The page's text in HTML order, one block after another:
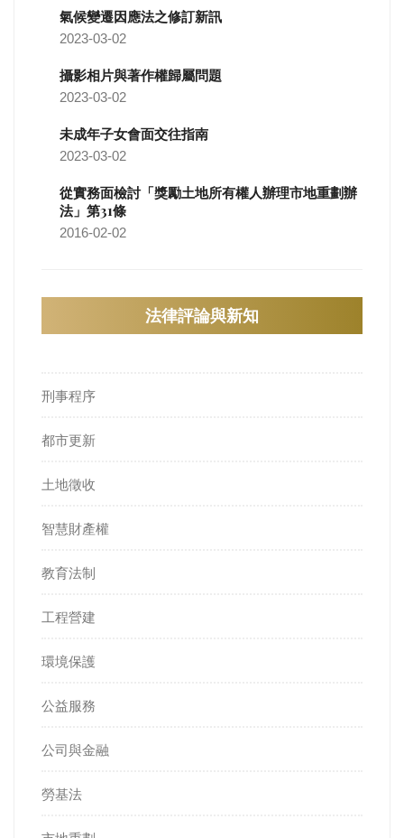
氣候變遷因應法之修訂新訊
2023-03-02
攝影相片與著作權歸屬問題
2023-03-02
未成年子女會面交往指南
2023-03-02
從實務面檢討「獎勵土地所有權人辦理市地重劃辦
法」第31條
2016-02-02
法律評論與新知
刑事程序
都市更新
土地徵收
智慧財產權
教育法制
工程營建
環境保護
公益服務
公司與金融
勞基法